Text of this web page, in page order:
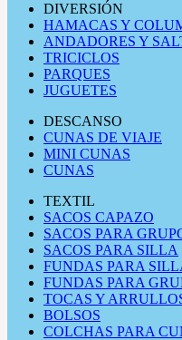
DIVERSIÓN
HAMACAS Y
ANDADORES Y
TRICICLOS
PARQUES
JUGUETES
DESCANSO
CUNAS DE VIAJE
MINI CUNAS
CUNAS
TEXTIL
SACOS CAPAZO
SACOS PARA
SACOS PARA SILLA
FUNDAS PARA
FUNDAS PARA
TOCAS Y
BOLSOS
COLCHAS PARA